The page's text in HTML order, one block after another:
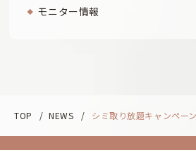
モニター情報
TOP / NEWS / シミ取り放題キャンペー